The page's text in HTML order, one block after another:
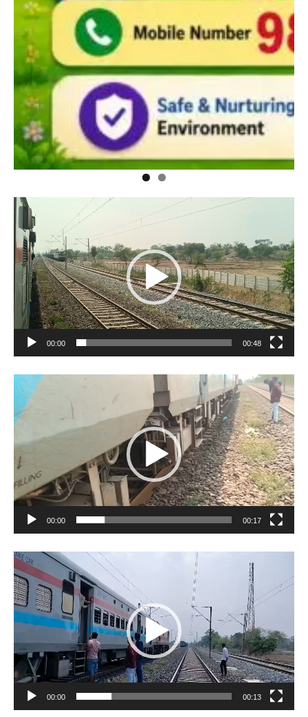
Video
Player
00:00 00:48
Video
Player
00:00 00:17
Video
Player
00:00 00:13